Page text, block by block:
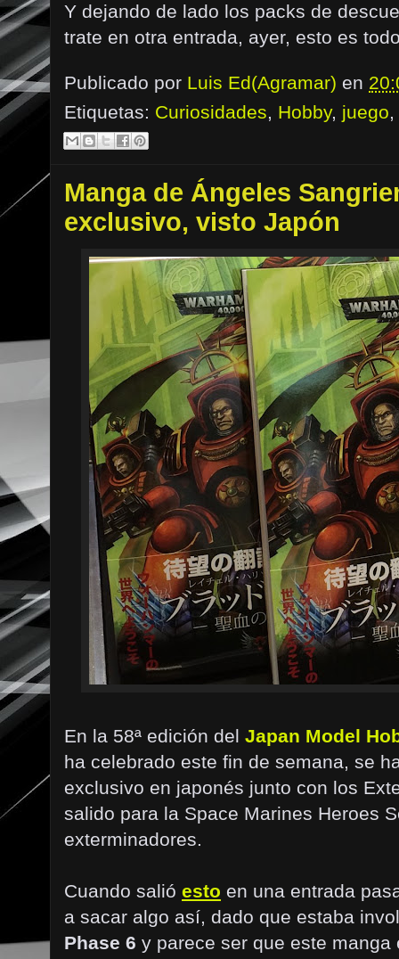
Y dejando de lado los packs de
trate en otra entrada, ayer, esto es
Publicado por Luis Ed(Agramar) en
Etiquetas: Curiosidades, Hobby, juego,
Manga de Ángeles
exclusivo, visto Japón
En la 58ª edición del Japan Model
ha celebrado este fin de semana, se
exclusivo en japonés junto con los
salido para la Space Marines Heroes
exterminadores.
Cuando salió esto en una entrada
a sacar algo así, dado que estaba
Phase 6 y parece ser que este